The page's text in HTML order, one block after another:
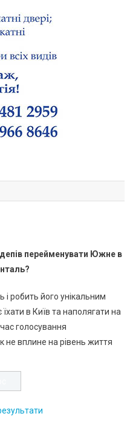
перейменувати Южне в
і робить його унікальним
в Київ та наполягати на
час голосування
не вплине на рівень життя